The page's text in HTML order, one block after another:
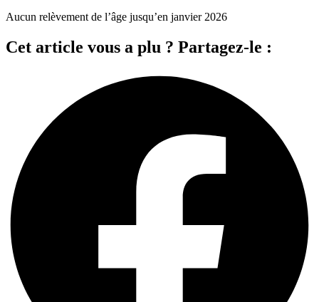
Aucun relèvement de l’âge jusqu’en janvier 2026
Cet article vous a plu ? Partagez-le :